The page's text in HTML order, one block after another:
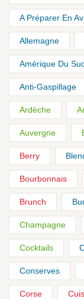
A Préparer En
Allemagne
Amérique Du
Anti-Gaspillage
Ardèche
Auvergne
Berry
Bourbonnais
Brunch
Champagne
Cocktails
Conserves
Corse